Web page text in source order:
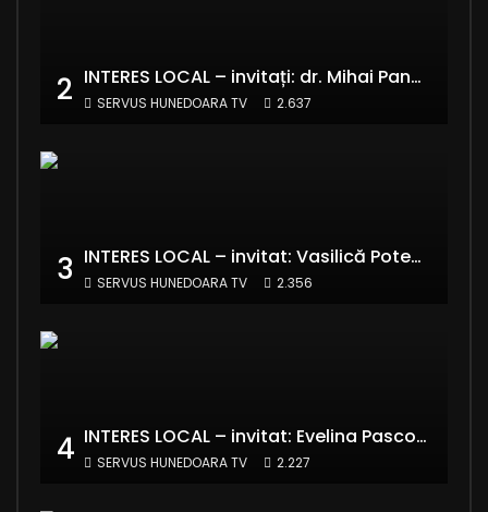
2 INTERES LOCAL – invitați: dr. Mihai Panaitescu – Manager Teatrul de Artă Deva și Alexandru Grecu
SERVUS HUNEDOARA TV 2.637
3 INTERES LOCAL – invitat: Vasilică Potecă – Senator PNL Hunedoara
SERVUS HUNEDOARA TV 2.356
4 INTERES LOCAL – invitat: Evelina Pasconi – Vicepreședinte Asociația Casa Divină
SERVUS HUNEDOARA TV 2.227